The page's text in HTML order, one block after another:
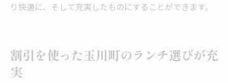
り快適に、そして充実したものにすることができます。
割引を使った玉川町のランチ選びが充
実